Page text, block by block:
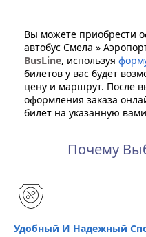
Вы можете приобрести
автобус Смела »
BusLine, используя
билетов у вас будет
цену и маршрут. После
оформления заказа
билет на указанную
Почему
Удобный И Надежный